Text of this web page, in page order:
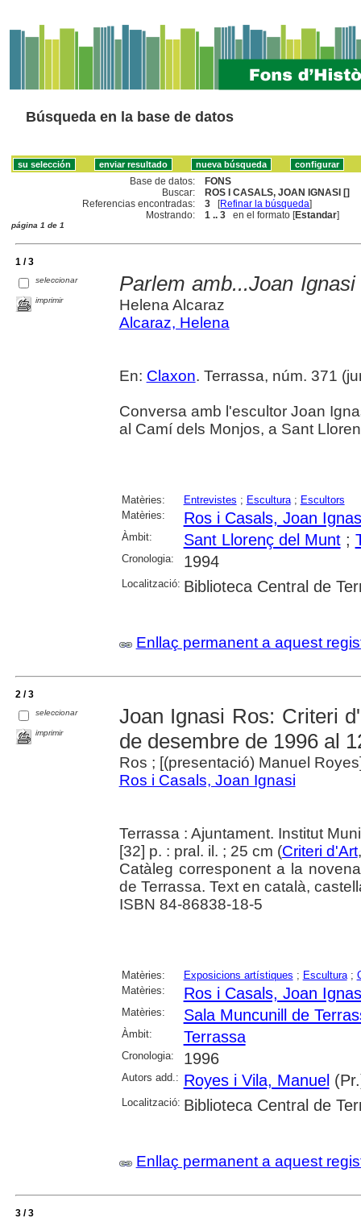
Búsqueda en la base de datos
Base de datos:
FONS
Buscar:
ROS I CASALS, JOAN IGNASI []
Referencias encontradas:
3 [Refinar la búsqueda]
Mostrando:
1 .. 3 en el formato [Estandar]
página 1 de 1
1 / 3
seleccionar
imprimir
Parlem amb...Joan
Helena Alcaraz
Alcaraz, Helena
En: Claxon. Terrassa, núm. 371
Conversa amb l'escultor Joan
al Camí dels Monjos, a Sant
Matèries: Entrevistes ; Escultura; Escultors
Matèries:
Ros i Casals, Joan
Àmbit: Sant Llorenç del Munt;
Cronologia: 1994
Localització: Biblioteca Central de
Enllaç permanent a aquest
2 / 3
seleccionar
imprimir
Joan Ignasi Ros: Criteri
de desembre de 1996 al
Ros ; [(presentació) Manuel
Ros i Casals, Joan Ignasi
Terrassa : Ajuntament. Institut
[32] p. : pral. il. ; 25 cm (Criteri d'Art
Catàleg corresponent a la
de Terrassa. Text en català,
ISBN 84-86838-18-5
Matèries: Exposicions artístiques ; Escultura;
Matèries:
Ros i Casals, Joan
Matèries: Sala Muncunill de
Àmbit: Terrassa
Cronologia: 1996
Autors add.: Royes i Vila, Manuel
Localització: Biblioteca Central de
Enllaç permanent a aquest
3 / 3